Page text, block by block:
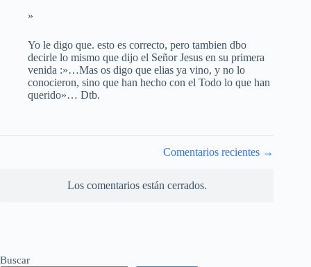
»
Yo le digo que. esto es correcto, pero tambien dbo
decirle lo mismo que dijo el Señor Jesus en su primera
venida :»…Mas os digo que elias ya vino, y no lo
conocieron, sino que han hecho con el Todo lo que han
querido»… Dtb.
Comentarios recientes →
Los comentarios están cerrados.
Buscar